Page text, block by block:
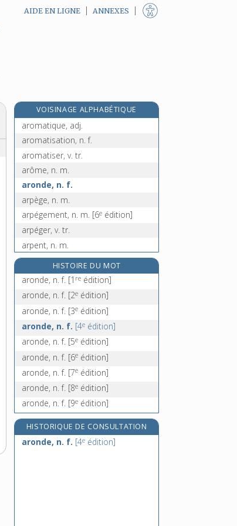
AIDE EN LIGNE ANNEXES
VOISINAGE ALPHABÉTIQUE
aromate, n. m.
aromatique, adj.
aromatisation, n. f.
aromatiser, v. tr.
arôme, n. m.
aronde, n. f.
arpège, n. m.
arpégement, n. m. [6e édition]
arpéger, v. tr.
arpent, n. m.
arpentage, n. m.
arpenter, v. tr.
arpenteur, n. m.
HISTOIRE DU MOT
aronde, n. f. [1 re édition]
aronde, n. f. [2e édition]
aronde, n. f. [3e édition]
aronde, n. f. [4e édition]
aronde, n. f. [5e édition]
aronde, n. f. [6e édition]
aronde, n. f. [7e édition]
aronde, n. f. [8e édition]
aronde, n. f. [9e édition]
HISTORIQUE DE CONSULTATION
aronde, n. f. [4e édition]